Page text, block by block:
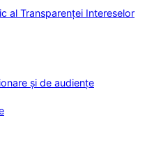
al Transparenței Intereselor
și de audiențe